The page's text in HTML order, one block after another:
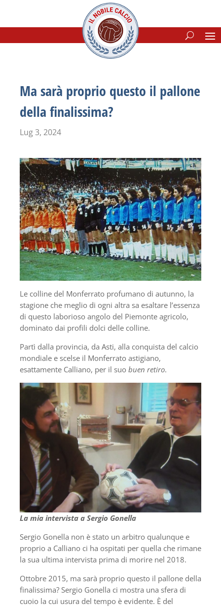
Ma sarà proprio questo il pallone
della finalissima?
Lug 3, 2024
Le colline del Monferrato profumano di autunno, la
stagione che meglio di ogni altra sa esaltare l’essenza
di questo laborioso angolo del Piemonte agricolo,
dominato dai profili dolci delle colline.
Partì dalla provincia, da Asti, alla conquista del calcio
mondiale e scelse il Monferrato astigiano,
esattamente Calliano, per il suo buen retiro.
La mia intervista a Sergio Gonella
Sergio Gonella non è stato un arbitro qualunque e
proprio a Calliano ci ha ospitati per quella che rimane
la sua ultima intervista prima di morire nel 2018.
Ottobre 2015, ma sarà proprio questo il pallone della
finalissima? Sergio Gonella ci mostra una sfera di
cuoio la cui usura del tempo è evidente. È del